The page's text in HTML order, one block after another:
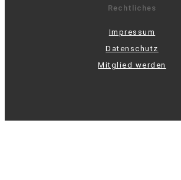
Rechtliches
Impressum
Datenschutz
Mitglied werden